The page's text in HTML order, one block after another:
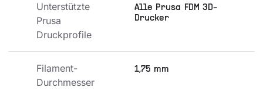
Unterstützte
Prusa
Druckprofile
Alle Prusa FDM 3D-
Drucker
Filament-
Durchmesser
1,75 mm